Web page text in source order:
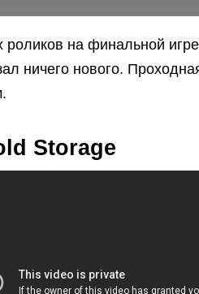
роликов на финальной
ничего нового.
Storage